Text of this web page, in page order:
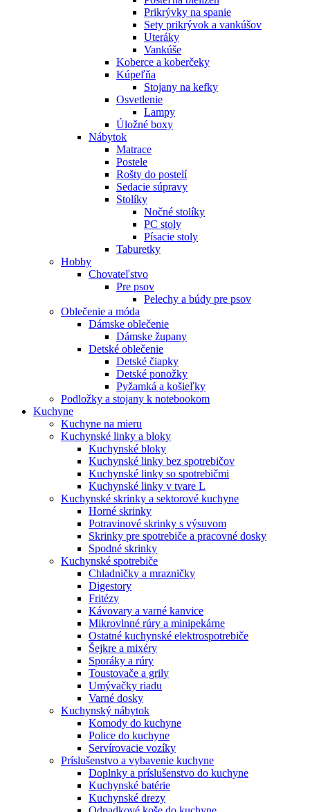
Prikrývky na spanie
Sety prikrývok a vankúšov
Uteráky
Vankúše
Koberce a koberčeky
Kúpeľňa
Stojany na kefky
Osvetlenie
Lampy
Úložné boxy
Nábytok
Matrace
Postele
Rošty do postelí
Sedacie súpravy
Stolíky
Nočné stolíky
PC stoly
Písacie stoly
Taburetky
Hobby
Chovateľstvo
Pre psov
Pelechy a búdy pre psov
Oblečenie a móda
Dámske oblečenie
Dámske župany
Detské oblečenie
Detské čiapky
Detské ponožky
Pyžamká a košieľky
Podložky a stojany k notebookom
Kuchyne
Kuchyne na mieru
Kuchynské linky a bloky
Kuchynské bloky
Kuchynské linky bez spotrebičov
Kuchynské linky so spotrebičmi
Kuchynské linky v tvare L
Kuchynské skrinky a sektorové kuchyne
Horné skrinky
Potravinové skrinky s výsuvom
Skrinky pre spotrebiče a pracovné dosky
Spodné skrinky
Kuchynské spotrebiče
Chladničky a mrazničky
Digestory
Fritézy
Kávovary a varné kanvice
Mikrovlnné rúry a minipekárne
Ostatné kuchynské elektrospotrebiče
Šejkre a mixéry
Sporáky a rúry
Toustovače a grily
Umývačky riadu
Varné dosky
Kuchynský nábytok
Komody do kuchyne
Police do kuchyne
Servírovacie vozíky
Príslušenstvo a vybavenie kuchyne
Doplnky a príslušenstvo do kuchyne
Kuchynské batérie
Kuchynské drezy